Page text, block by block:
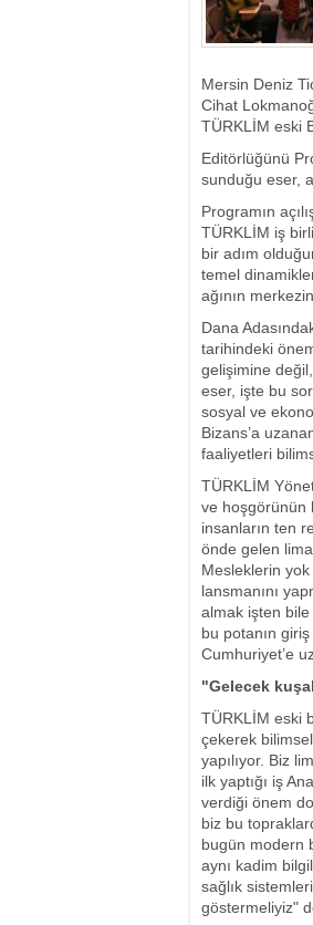
Mersin Deniz
Cihat
TÜRKLİM eski
Editörlüğünü
sunduğu eser,
Programın
TÜRKLİM iş
bir adım
temel
ağının
Dana
tarihindeki
gelişimine
eser, işte bu
sosyal ve
Bizans’a
faaliyetleri
TÜRKLİM
ve hoşgörünün
insanların ten
önde gelen
Mesleklerin
lansmanını
almak işten bile
bu potanın
Cumhuriyet’e
"Gelecek
TÜRKLİM eski
çekerek bilimsel
yapılıyor. Biz
ilk yaptığı iş
verdiği önem
biz bu
bugün modern
aynı kadim
sağlık
göstermeliyiz"